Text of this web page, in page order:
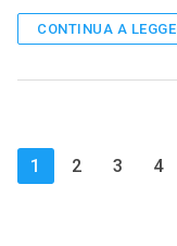
CONTINUA A
Paginazione
degli
1 2 3 4